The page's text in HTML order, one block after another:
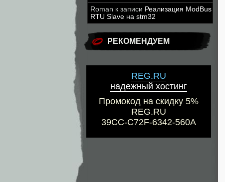
Roman к записи Реализация ModBus
RTU Slave на stm32
РЕКОМЕНДУЕМ
REG.RU
надежный хостинг
Промокод на скидку 5%
REG.RU
39CC-C72F-6342-560A